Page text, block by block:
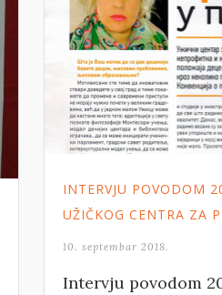
INTERVJU POVODOM
UŽIČKOG CENTRA ZA
10. septembar 2018.
Intervju povodom